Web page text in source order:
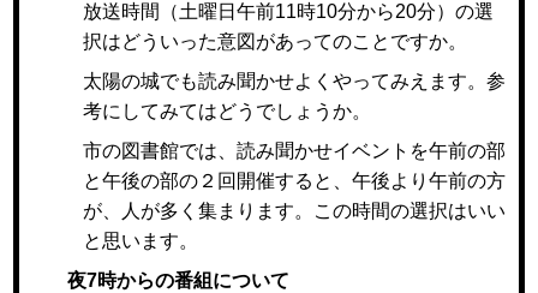
放送時間（土曜日午前11時10分から20分）の選
択はどういった意図があってのことですか。
太陽の城でも読み聞かせよくやってみえます。参
考にしてみてはどうでしょうか。
市の図書館では、読み聞かせイベントを午前の部
と午後の部の２回開催すると、午後より午前の方
が、人が多く集まります。この時間の選択はいい
と思います。
夜7時からの番組について